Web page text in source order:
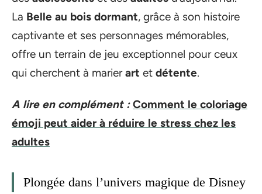
La Belle au bois dormant, grâce à son histoire
captivante et ses personnages mémorables,
offre un terrain de jeu exceptionnel pour ceux
qui cherchent à marierart et détente.
A lire en complément : Comment le coloriage
émoji peut aider à réduire le stress chez les
adultes
Plongée dans l’univers magique de Disney